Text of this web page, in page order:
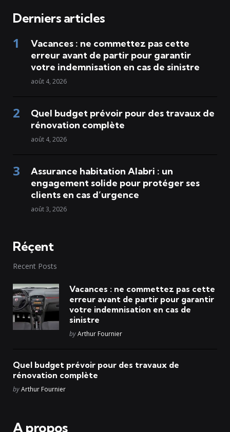
Derniers articles
Vacances : ne commettez pas cette
erreur avant de partir pour garantir
votre indemnisation en cas de sinistre
août 4, 2026
Quel budget prévoir pour des travaux de
rénovation complète
août 4, 2026
Assurance habitation Alabri : un
engagement solide pour protéger ses
clients en cas d’urgence
août 3, 2026
Réçent
Recent Posts
Vacances : ne commettez pas cette
erreur avant de partir pour garantir
votre indemnisation en cas de
sinistre
Posted
byArthur Fournier
Quel budget prévoir pour des travaux de
rénovation complète
Posted
byArthur Fournier
A propos